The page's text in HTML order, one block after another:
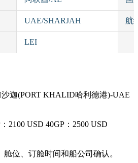
UAE/SHARJAH 航
LEI
迦(PORT KHALID哈利德港)-UAE
2100 USD 40GP：2500 USD
位、订舱时间和船公司确认。